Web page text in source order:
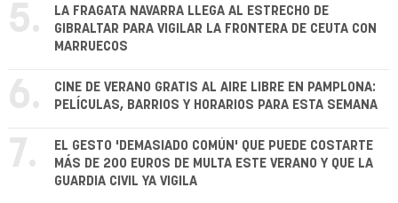
5.
LA FRAGATA NAVARRA LLEGA AL ESTRECHO DE
GIBRALTAR PARA VIGILAR LA FRONTERA DE CEUTA CON
MARRUECOS
6.
CINE DE VERANO GRATIS AL AIRE LIBRE EN PAMPLONA:
PELÍCULAS, BARRIOS Y HORARIOS PARA ESTA SEMANA
7.
EL GESTO 'DEMASIADO COMÚN' QUE PUEDE COSTARTE
MÁS DE 200 EUROS DE MULTA ESTE VERANO Y QUE LA
GUARDIA CIVIL YA VIGILA